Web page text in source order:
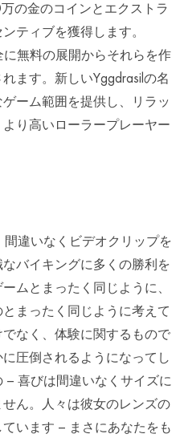
の金のコインとエクストラ
ティブを獲得します。
無料の展開からそれらを作
ます。新しいYggdrasilの名
ーム範囲を提供し、リラッ
り高いローラープレーヤー
間違いなくビデオクリップを
バイキングに多くの勝利を
ムとまったく同じように、
まったく同じように考えて
なく、体験に関するもので
圧倒されるようになってし
– 喜びは間違いなくサイズに
ん。人々は彼女のレンズの
います – まさにあなたをも